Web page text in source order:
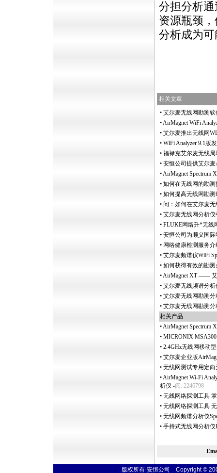
分担分析
资源瓶颈
分析成为
相关文章
• 艾尔麦无线网勘测软
•AirMagnet WiFi
• 艾尔麦推出无线网
• WiFi Analyzer 9.1版
• 福禄克艾尔麦无线局
• 安恒公司提供艾尔
•AirMagnet Spectrum
• 如何在无线网的勘
• 如何提高无线网勘
• 问：如何在艾尔麦无
• 艾尔麦无线网分析仪
• FLUKE网络升*无线
• 安恒公司为顺义国
• 网络健康检测服务
• 艾尔麦频谱仪WiFi
• 如何获得有效的勘
•AirMagnet XT ——
• 艾尔麦无线频谱分析
• 艾尔麦无线网勘测
• 艾尔麦无线网勘测分
相关产品
•AirMagnet Spectrum
• MICRONIX
• 2.4GHz无线网移动
• 艾尔麦企业版
• 无线网测试专用定
•AirMagnet Wi-Fi
析仪 -阅: 2246798
• 无线网络探测工具
• 无线网络探测工具
• 无线网频谱分析仪
• 手持式无线网分析仪
版权所有·安恒公司 Copyright ©